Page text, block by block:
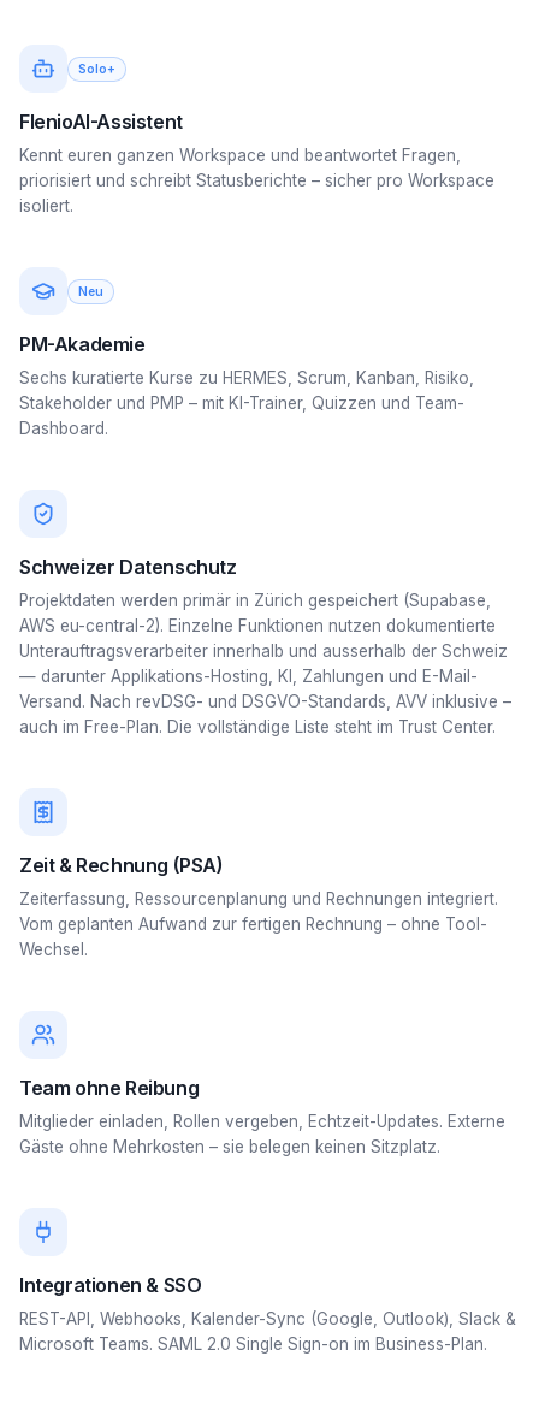
Solo+
FlenioAI-Assistent
Kennt euren ganzen Workspace und beantwortet Fragen,
priorisiert und schreibt Statusberichte – sicher pro Workspace
isoliert.
Neu
PM-Akademie
Sechs kuratierte Kurse zu HERMES, Scrum, Kanban, Risiko,
Stakeholder und PMP – mit KI-Trainer, Quizzen und Team-
Dashboard.
Schweizer Datenschutz
Projektdaten werden primär in Zürich gespeichert (Supabase,
AWS eu-central-2). Einzelne Funktionen nutzen dokumentierte
Unterauftragsverarbeiter innerhalb und ausserhalb der Schweiz
— darunter Applikations-Hosting, KI, Zahlungen und E-Mail-
Versand. Nach revDSG- und DSGVO-Standards, AVV inklusive –
auch im Free-Plan. Die vollständige Liste steht im Trust Center.
Zeit & Rechnung (PSA)
Zeiterfassung, Ressourcenplanung und Rechnungen integriert.
Vom geplanten Aufwand zur fertigen Rechnung – ohne Tool-
Wechsel.
Team ohne Reibung
Mitglieder einladen, Rollen vergeben, Echtzeit-Updates. Externe
Gäste ohne Mehrkosten – sie belegen keinen Sitzplatz.
Integrationen & SSO
REST-API, Webhooks, Kalender-Sync (Google, Outlook), Slack &
Microsoft Teams. SAML 2.0 Single Sign-on im Business-Plan.